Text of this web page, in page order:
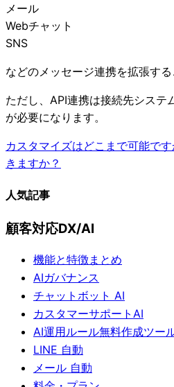
メール
Webチャット
SNS
などのメッセージ連携を拡張する
ただし、API連携は接続先システ
が必要になります。
カスタマイズはどこまで可能です
きますか？
人気記事
顧客対応DX/AI
機能と特徴まとめ
AIガバナンス
チャットボット AI
カスタマーサポートAI
AI運用ルール無料作成ツー
LINE 自動
メール 自動